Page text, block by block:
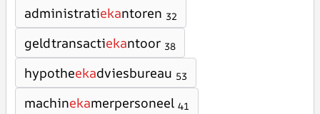
administratiekantoren 32
geldtransactiekantoor 38
hypotheekadviesbureau 53
machinekamerpersoneel 41